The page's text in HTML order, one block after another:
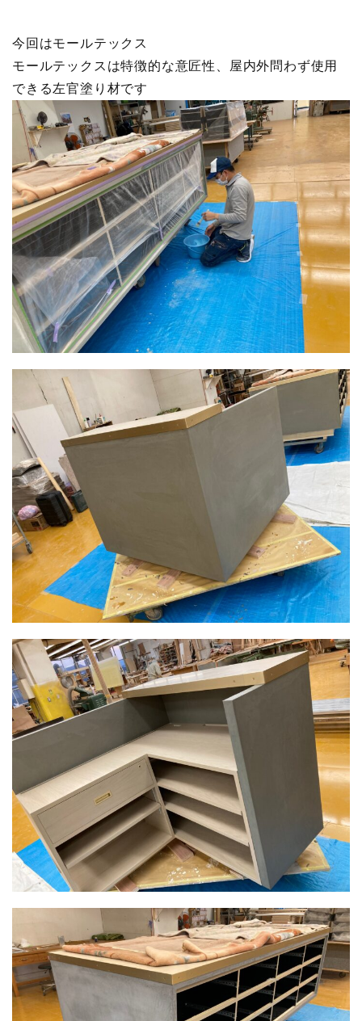
今回はモールテックス
モールテックスは特徴的な意匠性、屋内外問わず使用
できる左官塗り材です